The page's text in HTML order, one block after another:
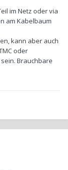
im Netz oder via
am Kabelbaum
kann aber auch
oder
Brauchbare